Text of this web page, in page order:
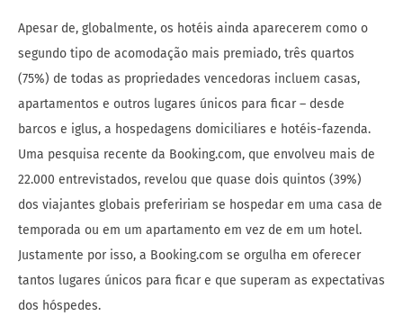
Apesar de, globalmente, os hotéis ainda aparecerem como o
segundo tipo de acomodação mais premiado, três quartos
(75%) de todas as propriedades vencedoras incluem casas,
apartamentos e outros lugares únicos para ficar – desde
barcos e iglus, a hospedagens domiciliares e hotéis-fazenda.
Uma pesquisa recente da Booking.com, que envolveu mais de
22.000 entrevistados, revelou que quase dois quintos (39%)
dos viajantes globais prefeririam se hospedar em uma casa de
temporada ou em um apartamento em vez de em um hotel.
Justamente por isso, a Booking.com se orgulha em oferecer
tantos lugares únicos para ficar e que superam as expectativas
dos hóspedes.